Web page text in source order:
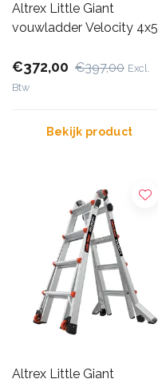
Altrex Little Giant
vouwladder Velocity 4x5
€372,00 €397,00 Excl.
Btw
Bekijk product
Altrex Little Giant